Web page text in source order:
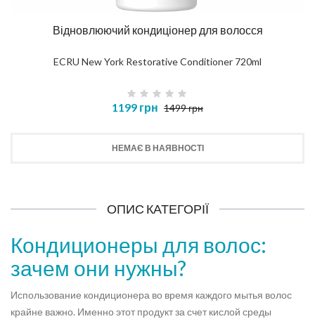
Відновлюючий кондиціонер для волосся
ECRU New York Restorative Conditioner 720ml
1199 грн 1499 грн
НЕМАЄ В НАЯВНОСТІ
ОПИС КАТЕГОРІЇ
Кондиционеры для волос:
зачем они нужны?
Использование кондиционера во время каждого мытья волос
крайне важно. Именно этот продукт за счет кислой среды